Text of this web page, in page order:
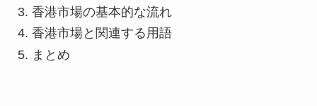
香港市場の基本的な流れ
香港市場と関連する用語
まとめ